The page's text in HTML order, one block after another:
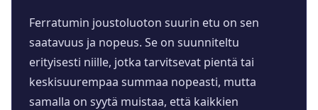
Ferratumin joustoluoton suurin etu on sen
saatavuus ja nopeus. Se on suunniteltu
erityisesti niille, jotka tarvitsevat pientä tai
keskisuurempaa summaa nopeasti, mutta
samalla on syytä muistaa, että kaikkien